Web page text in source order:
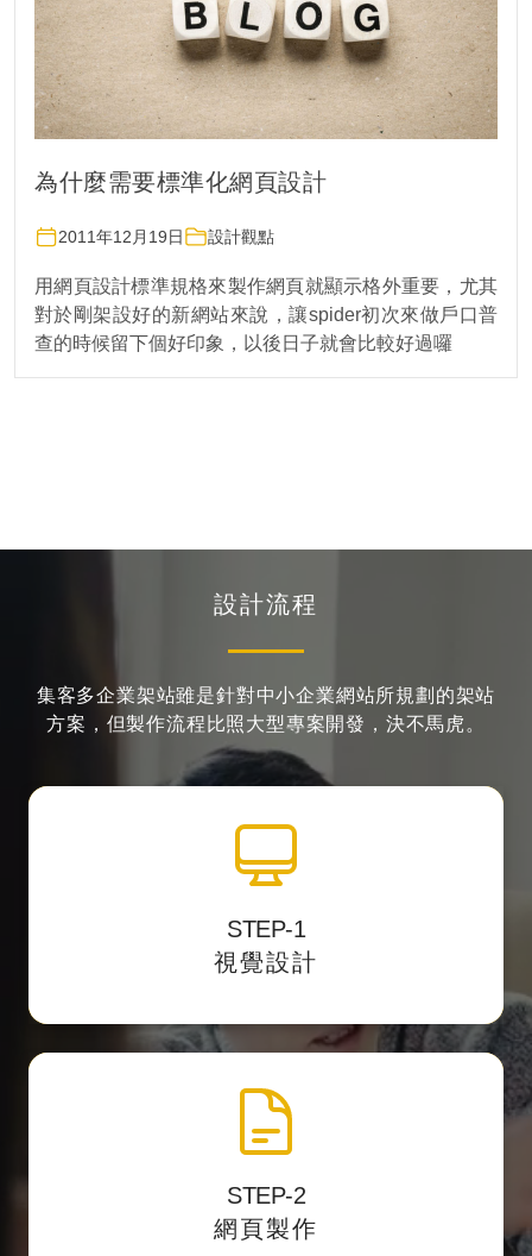
為什麼需要標準化網頁設計
2011年12月19日 設計觀點
用網頁設計標準規格來製作網頁就顯示格外重要，尤其
對於剛架設好的新網站來說，讓spider初次來做戶口普
查的時候留下個好印象，以後日子就會比較好過囉
設計流程
集客多企業架站雖是針對中小企業網站所規劃的架站
方案， 但製作流程比照大型專案開發，決不馬虎。
STEP-1
視覺設計
透過影像編輯軟體中設計網站介面，
戶預覽網址校稿。
STEP-2
網頁製作
網頁製作切版
以最精準的 HTML標籤結構
成網頁的格式。